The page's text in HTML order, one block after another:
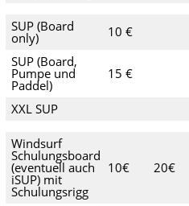
SUP (Board
only) 10 €
SUP (Board,
Pumpe und
Paddel)
15 €
XXL SUP
Windsurf
Schulungsboard
(eventuell auch
iSUP) mit
Schulungsrigg
10€ 20€